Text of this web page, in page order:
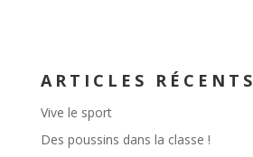
ARTICLES RÉCENTS
Vive le sport
Des poussins dans la classe !